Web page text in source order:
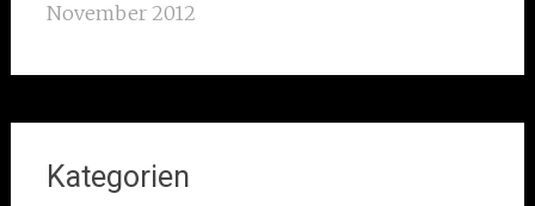
November 2012
Kategorien